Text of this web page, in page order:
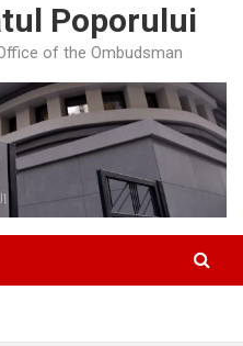
Poporului
of the Ombudsman